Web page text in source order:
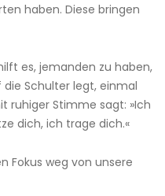
haben. Diese bringen
es, jemanden zu haben,
Schulter legt, einmal
Stimme sagt: »Ich
dich, ich trage dich.«
Fokus weg von unsere